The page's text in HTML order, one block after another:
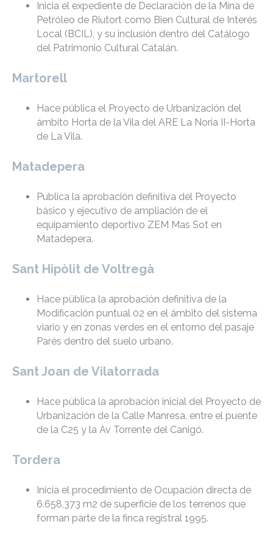
Inicia el expediente de Declaración de la Mina de
Petróleo de Riutort como Bien Cultural de Interés
Local (BCIL), y su inclusión dentro del Catálogo
del Patrimonio Cultural Catalán.
Martorell
Hace pública el Proyecto de Urbanización del
ámbito Horta de la Vila del ARE La Noria II-Horta
de La Vila.
Matadepera
Publica la aprobación definitiva del Proyecto
básico y ejecutivo de ampliación de el
equipamiento deportivo ZEM Mas Sot en
Matadepera.
Sant Hipòlit de Voltregà
Hace pública la aprobación definitiva de la
Modificación puntual 02 en el ámbito del sistema
viario y en zonas verdes en el entorno del pasaje
Parés dentro del suelo urbano.
Sant Joan de Vilatorrada
Hace pública la aprobación inicial del Proyecto de
Urbanización de la Calle Manresa, entre el puente
de la C25 y la Av Torrente del Canigó.
Tordera
Inicia el procedimiento de Ocupación directa de
6.658,373 m2 de superficie de los terrenos que
forman parte de la finca registral 1995.